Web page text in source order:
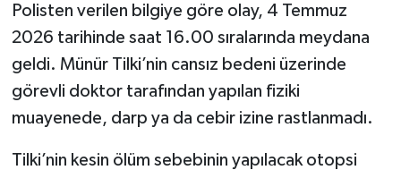
Polisten verilen bilgiye göre olay, 4 Temmuz
2026 tarihinde saat 16.00 sıralarında meydana
geldi. Münür Tilki’nin cansız bedeni üzerinde
görevli doktor tarafından yapılan fiziki
muayenede, darp ya da cebir izine rastlanmadı.
Tilki’nin kesin ölüm sebebinin yapılacak otopsi